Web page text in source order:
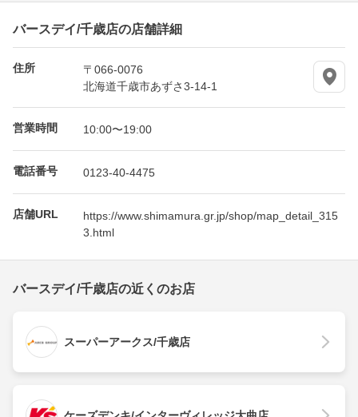
バースデイ/千歳店の店舗詳細
住所
〒066-0076
北海道千歳市あずさ3-14-1
営業時間 10:00〜19:00
電話番号 0123-40-4475
店舗URL
https://www.shimamura.gr.jp/shop/map_detail_315
3.html
バースデイ/千歳店の近くのお店
スーパーアークス/千歳店